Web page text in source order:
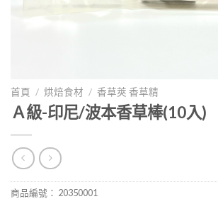
首頁 / 烘焙食材 / 香草莢 香草精
Ａ級-印尼/波本香草棒(10入)
商品編號： 20350001